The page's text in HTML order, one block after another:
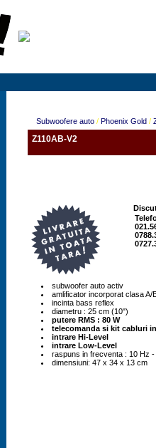
Subwoofere auto/ Phoenix Gold/
Z110AB-V2
subwoofer auto activ
amlificator incorporat clasa A/
incinta bass reflex
diametru : 25 cm (10")
putere RMS : 80 W
telecomanda si kit cabluri
intrare Hi-Level
intrare Low-Level
raspuns in frecventa : 10 Hz
dimensiuni: 47 x 34 x 13 cm